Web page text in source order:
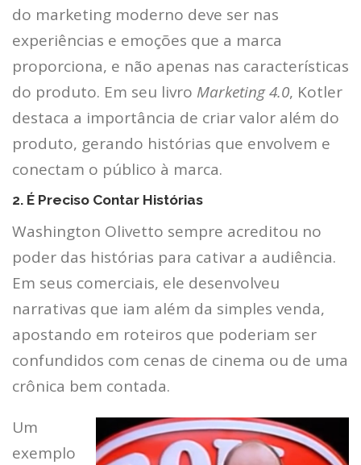
do marketing moderno deve ser nas
experiências e emoções que a marca
proporciona, e não apenas nas características
do produto. Em seu livro Marketing 4.0, Kotler
destaca a importância de criar valor além do
produto, gerando histórias que envolvem e
conectam o público à marca.
2. É Preciso Contar Histórias
Washington Olivetto sempre acreditou no
poder das histórias para cativar a audiência.
Em seus comerciais, ele desenvolveu
narrativas que iam além da simples venda,
apostando em roteiros que poderiam ser
confundidos com cenas de cinema ou de uma
crônica bem contada.
Um
exemplo